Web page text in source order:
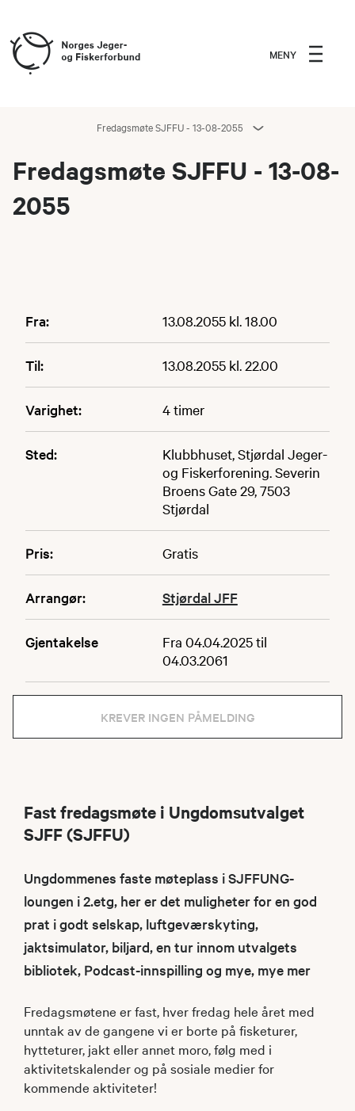
MENY
Fredagsmøte SJFFU - 13-08-2055
Fredagsmøte SJFFU - 13-08-
2055
Fra: 13.08.2055 kl. 18.00
Til: 13.08.2055 kl. 22.00
Varighet: 4 timer
Sted:
Klubbhuset, Stjørdal Jeger-
og Fiskerforening. Severin
Broens Gate 29, 7503
Stjørdal
Pris: Gratis
Arrangør: Stjørdal JFF
Gjentakelse
Fra 04.04.2025 til
04.03.2061
KREVER INGEN PÅMELDING
Fast fredagsmøte i Ungdomsutvalget
SJFF (SJFFU)
Ungdommenes faste møteplass i SJFFUNG-
loungen i 2.etg, her er det muligheter for en god
prat i godt selskap, luftgeværskyting,
jaktsimulator, biljard, en tur innom utvalgets
bibliotek, Podcast-innspilling og mye, mye mer
Fredagsmøtene er fast, hver fredag hele året med
unntak av de gangene vi er borte på fisketurer,
hytteturer, jakt eller annet moro, følg med i
aktivitetskalender og på sosiale medier for
kommende aktiviteter!